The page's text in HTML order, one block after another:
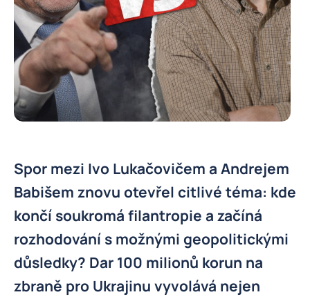
Spor mezi Ivo Lukačovičem a Andrejem
Babišem znovu otevřel citlivé téma: kde
končí soukromá filantropie a začíná
rozhodování s možnými geopolitickými
důsledky? Dar 100 milionů korun na
zbraně pro Ukrajinu vyvolává nejen